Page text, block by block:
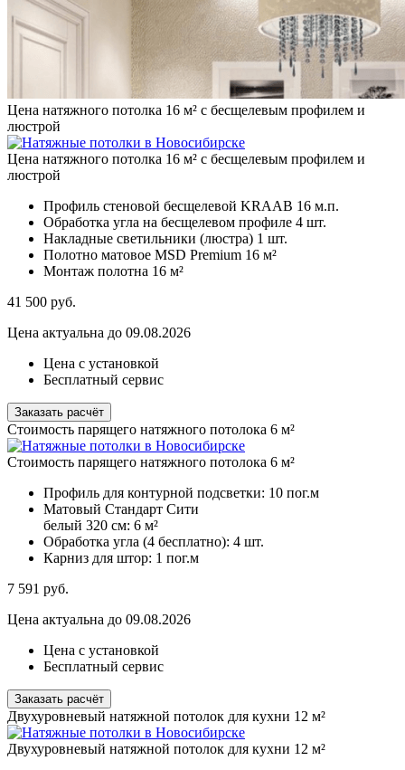
Цена натяжного потолка 16 м² с бесщелевым профилем и
люстрой
Цена натяжного потолка 16 м² с бесщелевым профилем и
люстрой
Профиль стеновой бесщелевой KRAAB 16 м.п.
Обработка угла на бесщелевом профиле 4 шт.
Накладные светильники (люстра) 1 шт.
Полотно матовое MSD Premium 16 м²
Монтаж полотна 16 м²
41 500 руб.
Цена актуальна до 09.08.2026
Цена с установкой
Бесплатный сервис
Заказать расчёт
Стоимость парящего натяжного потолока 6 м²
Стоимость парящего натяжного потолока 6 м²
Профиль для контурной подсветки: 10 пог.м
Матовый Стандарт Сити
белый 320 см: 6 м²
Обработка угла (4 бесплатно): 4 шт.
Карниз для штор: 1 пог.м
7 591 руб.
Цена актуальна до 09.08.2026
Цена с установкой
Бесплатный сервис
Заказать расчёт
Двухуровневый натяжной потолок для кухни 12 м²
Двухуровневый натяжной потолок для кухни 12 м²